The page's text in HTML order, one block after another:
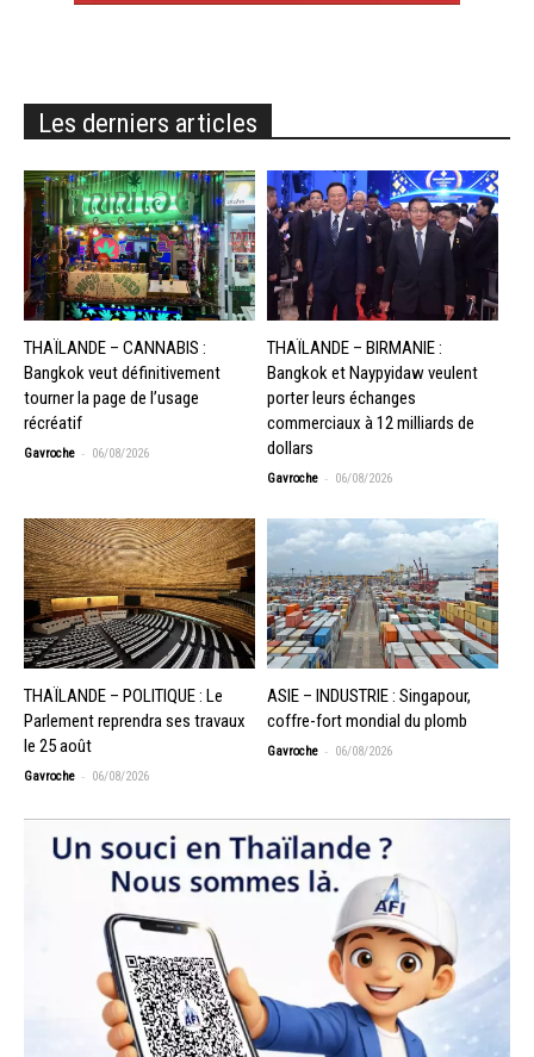
Les derniers articles
THAÏLANDE – CANNABIS :
Bangkok veut définitivement
tourner la page de l’usage
récréatif
Gavroche - 06/08/2026
THAÏLANDE – BIRMANIE :
Bangkok et Naypyidaw veulent
porter leurs échanges
commerciaux à 12 milliards de
dollars
Gavroche - 06/08/2026
THAÏLANDE – POLITIQUE : Le
Parlement reprendra ses travaux
le 25 août
Gavroche - 06/08/2026
ASIE – INDUSTRIE : Singapour,
coffre-fort mondial du plomb
Gavroche - 06/08/2026